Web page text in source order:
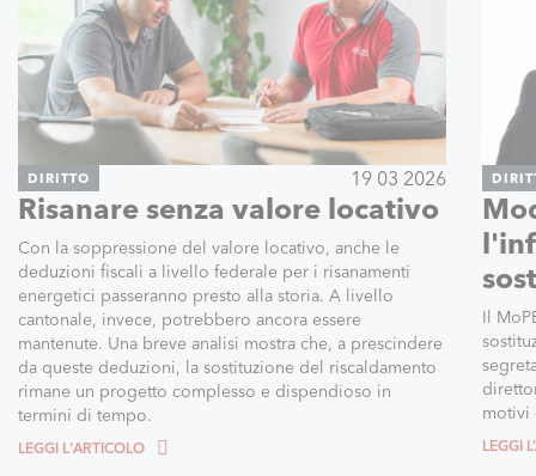
DIRITTO 19 03 2026
Risanare senza valore locativo
Con la soppressione del valore locativo, anche le
deduzioni fiscali a livello federale per i risanamenti
energetici passeranno presto alla storia. A livello
cantonale, invece, potrebbero ancora essere
mantenute. Una breve analisi mostra che, a prescindere
da queste deduzioni, la sostituzione del riscaldamento
rimane un progetto complesso e dispendioso in
termini di tempo.
LEGGI L'ARTICOLO
Il
motivi
LEGGI